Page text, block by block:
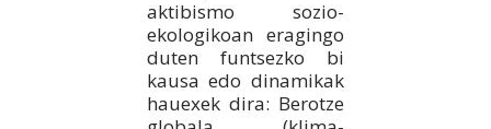
aktibismo sozio-
ekologikoan eragingo
duten funtsezko bi
kausa edo dinamikak
hauexek dira: Berotze